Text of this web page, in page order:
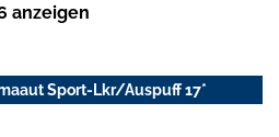
anzeigen
Sport-Lkr/Auspuff 17*